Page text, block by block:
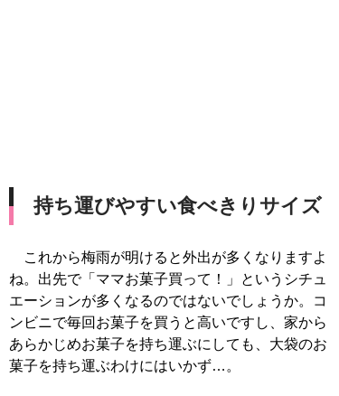
持ち運びやすい食べきりサイズ
これから梅雨が明けると外出が多くなりますよ
ね。出先で「ママお菓子買って！」というシチュ
エーションが多くなるのではないでしょうか。コ
ンビニで毎回お菓子を買うと高いですし、家から
あらかじめお菓子を持ち運ぶにしても、大袋のお
菓子を持ち運ぶわけにはいかず…。